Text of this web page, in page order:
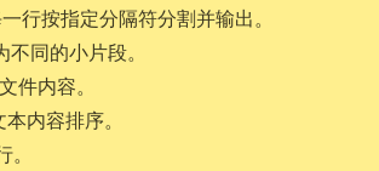
行按指定分隔符分割并输出。
同的小片段。
件内容。
内容排序。